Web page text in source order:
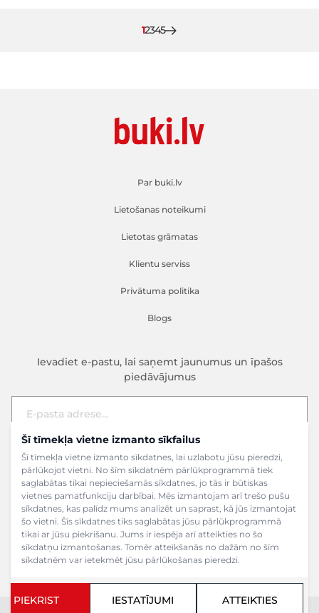
Šī tīmekļa vietne izmanto sīkfailus
Šī tīmekļa vietne izmanto sīkdatnes, lai uzlabotu jūsu pieredzi,
pārlūkojot vietni. No šīm sīkdatnēm pārlūkprogrammā tiek
saglabātas tikai nepieciešamās sīkdatnes, jo tās ir būtiskas
vietnes pamatfunkciju darbībai. Mēs izmantojam arī trešo pušu
sīkdatnes, kas palīdz mums analizēt un saprast, kā jūs izmantojat
šo vietni. Šīs sīkdatnes tiks saglabātas jūsu pārlūkprogrammā
tikai ar jūsu piekrišanu. Jums ir iespēja arī atteikties no šo
sīkdatņu izmantošanas. Tomēr atteikšanās no dažām no šīm
sīkdatnēm var ietekmēt jūsu pārlūkošanas pieredzi.
PIEKRIST IESTATĪJUMI ATTEIKTIES
Pašlaik lasāt lapu
1Lapa
2Lapa
3Lapa
4Lapa
5
Par buki.lv
Lietošanas noteikumi
Lietotas grāmatas
Klientu serviss
Privātuma politika
Blogs
Ievadiet e-pastu, lai saņemt jaunumus un īpašos
piedāvājumus
E-pasta adrese
Pieteikties